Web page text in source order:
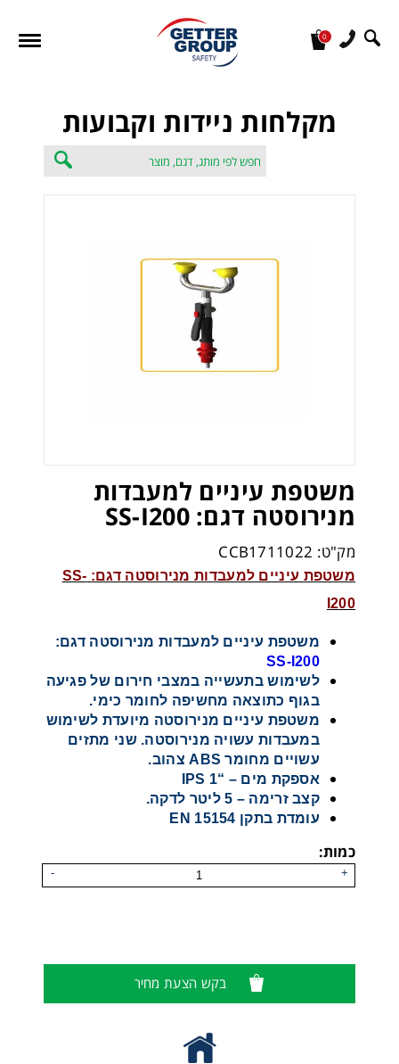
0
מקלחות ניידות וקבועות
משטפת עיניים למעבדות
מנירוסטה דגם: SS-I200
מק"ט: CCB1711022
משטפת עיניים למעבדות מנירוסטה דגם: SS-
I200
משטפת עיניים למעבדות מנירוסטה דגם:
SS-I200
לשימוש בתעשייה במצבי חירום של פגיעה
בגוף כתוצאה מחשיפה לחומר כימי.
משטפת עיניים מנירוסטה מיועדת לשימוש
במעבדות עשויה מנירוסטה. שני מתזים
עשויים מחומר ABS צהוב.
אספקת מים – “1 IPS
קצב זרימה – 5 ליטר לדקה.
עומדת בתקן EN 15154
כמות:
+
-
בקש הצעת מחיר